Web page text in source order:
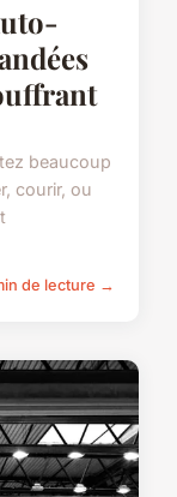
beaucoup
courir, ou
de lecture →